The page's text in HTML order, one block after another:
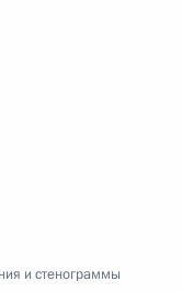
и стенограммы